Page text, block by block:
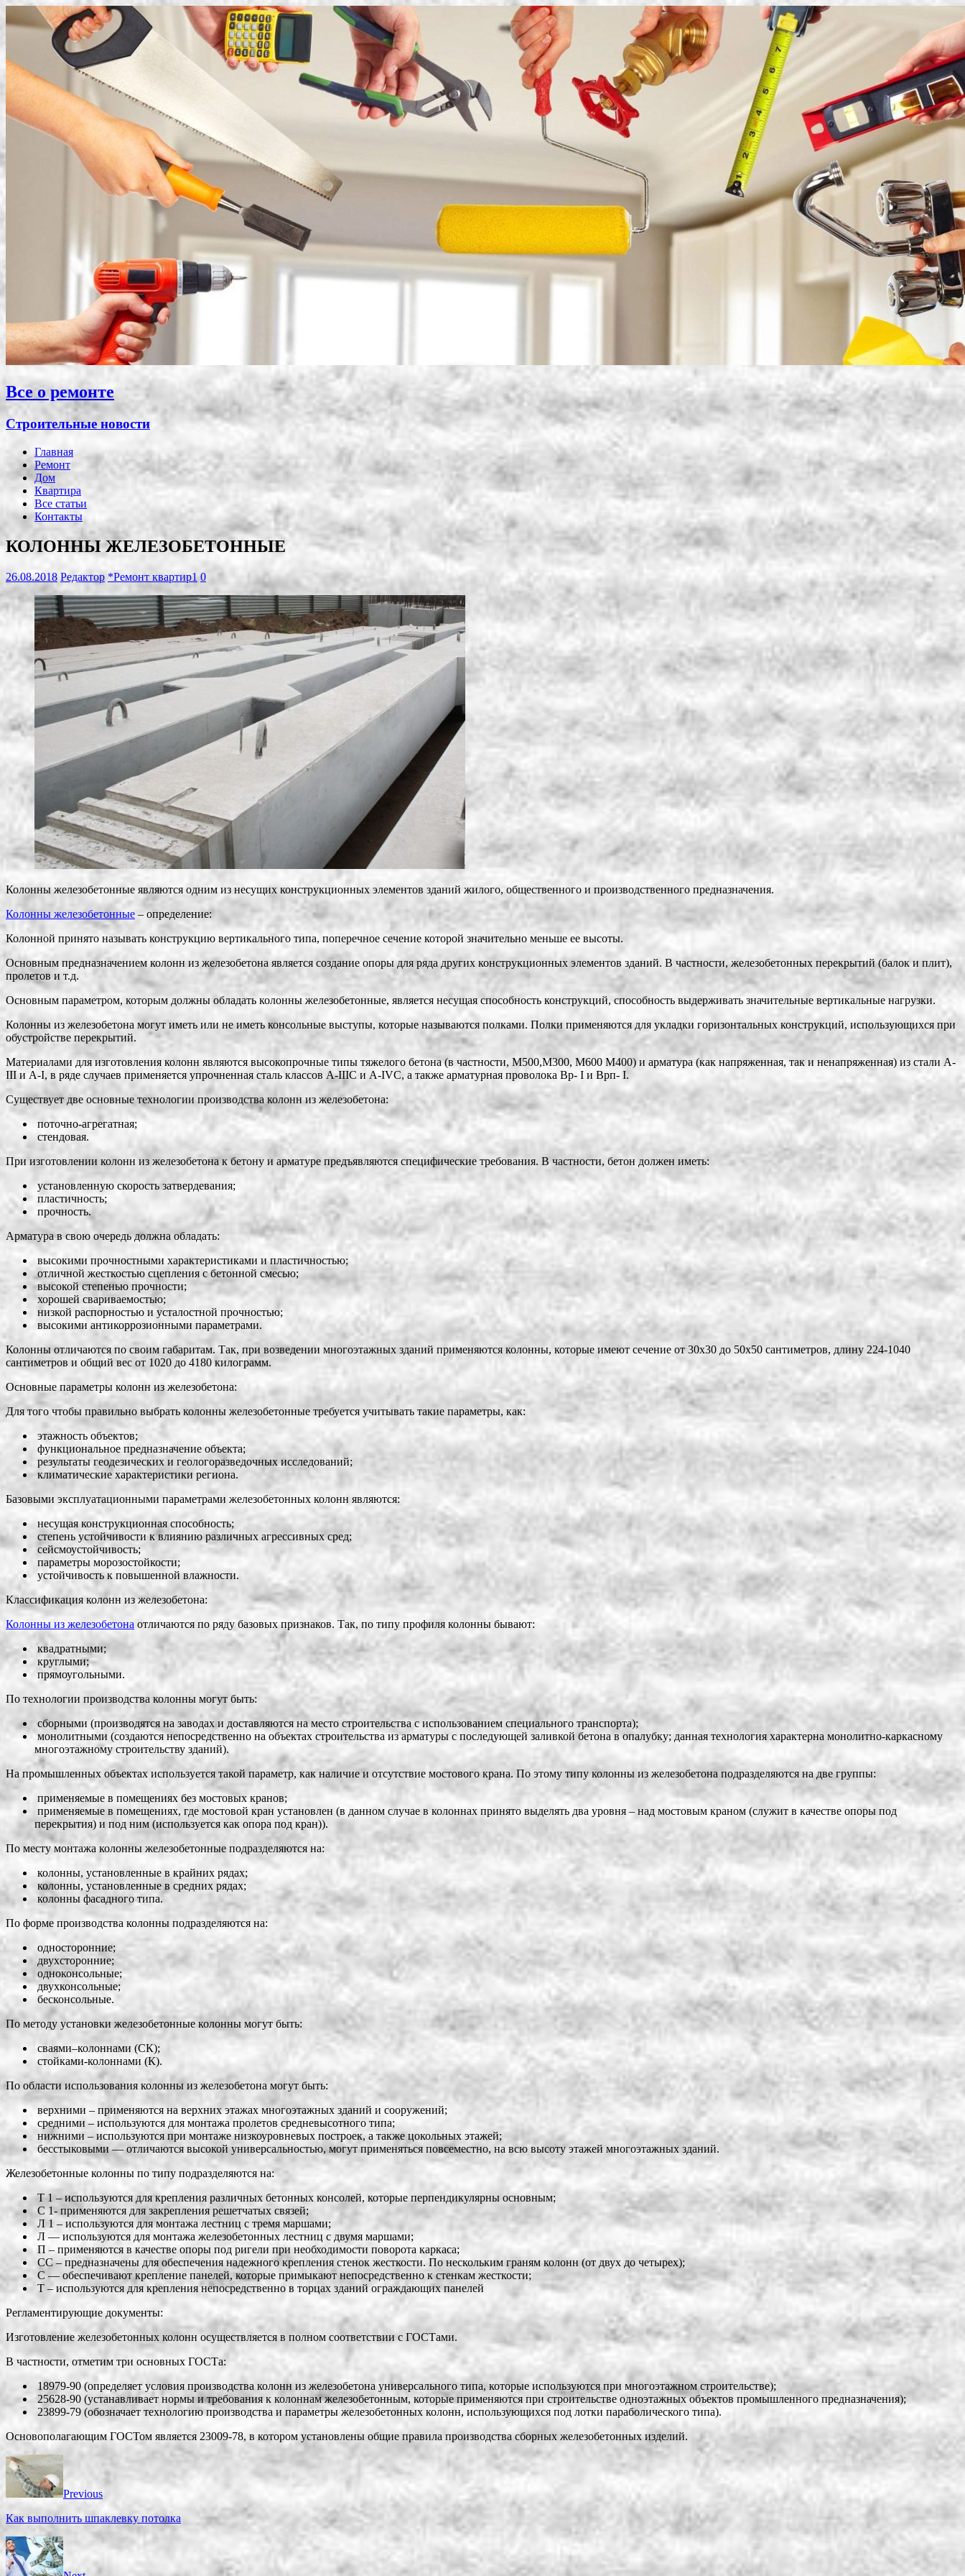
Все о ремонте
Строительные новости
Главная
Ремонт
Дом
Квартира
Все статьи
Контакты
КОЛОННЫ ЖЕЛЕЗОБЕТОННЫЕ
26.08.2018 Редактор *Ремонт квартир1 0
Колонны железобетонные являются одним из несущих конструкционных элементов зданий жилого, общественного и производственного предназначения.
Колонны железобетонные – определение:
Колонной принято называть конструкцию вертикального типа, поперечное сечение которой значительно меньше ее высоты.
Основным предназначением колонн из железобетона является создание опоры для ряда других конструкционных элементов зданий. В частности, железобетонных перекрытий (балок и плит),
пролетов и т.д.
Основным параметром, которым должны обладать колонны железобетонные, является несущая способность конструкций, способность выдерживать значительные вертикальные нагрузки.
Колонны из железобетона могут иметь или не иметь консольные выступы, которые называются полками. Полки применяются для укладки горизонтальных конструкций, использующихся при
обустройстве перекрытий.
Материалами для изготовления колонн являются высокопрочные типы тяжелого бетона (в частности, М500,М300, М600 М400) и арматура (как напряженная, так и ненапряженная) из стали А-
III и А-I, в ряде случаев применяется упрочненная сталь классов А-IIIС и А-IVC, а также арматурная проволока Вр- I и Врп- I.
Существует две основные технологии производства колонн из железобетона:
поточно-агрегатная;
стендовая.
При изготовлении колонн из железобетона к бетону и арматуре предъявляются специфические требования. В частности, бетон должен иметь:
установленную скорость затвердевания;
пластичность;
прочность.
Арматура в свою очередь должна обладать:
высокими прочностными характеристиками и пластичностью;
отличной жесткостью сцепления с бетонной смесью;
высокой степенью прочности;
хорошей свариваемостью;
низкой распорностью и усталостной прочностью;
высокими антикоррозионными параметрами.
Колонны отличаются по своим габаритам. Так, при возведении многоэтажных зданий применяются колонны, которые имеют сечение от 30х30 до 50х50 сантиметров, длину 224-1040
сантиметров и общий вес от 1020 до 4180 килограмм.
Основные параметры колонн из железобетона:
Для того чтобы правильно выбрать колонны железобетонные требуется учитывать такие параметры, как:
этажность объектов;
функциональное предназначение объекта;
результаты геодезических и геологоразведочных исследований;
климатические характеристики региона.
Базовыми эксплуатационными параметрами железобетонных колонн являются:
несущая конструкционная способность;
степень устойчивости к влиянию различных агрессивных сред;
сейсмоустойчивость;
параметры морозостойкости;
устойчивость к повышенной влажности.
Классификация колонн из железобетона:
Колонны из железобетона отличаются по ряду базовых признаков. Так, по типу профиля колонны бывают:
квадратными;
круглыми;
прямоугольными.
По технологии производства колонны могут быть:
сборными (производятся на заводах и доставляются на место строительства с использованием специального транспорта);
монолитными (создаются непосредственно на объектах строительства из арматуры с последующей заливкой бетона в опалубку; данная технология характерна монолитно-каркасному
многоэтажному строительству зданий).
На промышленных объектах используется такой параметр, как наличие и отсутствие мостового крана. По этому типу колонны из железобетона подразделяются на две группы:
применяемые в помещениях без мостовых кранов;
применяемые в помещениях, где мостовой кран установлен (в данном случае в колоннах принято выделять два уровня – над мостовым краном (служит в качестве опоры под
перекрытия) и под ним (используется как опора под кран)).
По месту монтажа колонны железобетонные подразделяются на:
колонны, установленные в крайних рядах;
колонны, установленные в средних рядах;
колонны фасадного типа.
По форме производства колонны подразделяются на:
односторонние;
двухсторонние;
одноконсольные;
двухконсольные;
бесконсольные.
По методу установки железобетонные колонны могут быть:
сваями–колоннами (СК);
стойками-колоннами (К).
По области использования колонны из железобетона могут быть:
верхними – применяются на верхних этажах многоэтажных зданий и сооружений;
средними – используются для монтажа пролетов средневысотного типа;
нижними – используются при монтаже низкоуровневых построек, а также цокольных этажей;
бесстыковыми — отличаются высокой универсальностью, могут применяться повсеместно, на всю высоту этажей многоэтажных зданий.
Железобетонные колонны по типу подразделяются на:
Т 1 – используются для крепления различных бетонных консолей, которые перпендикулярны основным;
С 1- применяются для закрепления решетчатых связей;
Л 1 – используются для монтажа лестниц с тремя маршами;
Л — используются для монтажа железобетонных лестниц с двумя маршами;
П – применяются в качестве опоры под ригели при необходимости поворота каркаса;
СС – предназначены для обеспечения надежного крепления стенок жесткости. По нескольким граням колонн (от двух до четырех);
С — обеспечивают крепление панелей, которые примыкают непосредственно к стенкам жесткости;
Т – используются для крепления непосредственно в торцах зданий ограждающих панелей
Регламентирующие документы:
Изготовление железобетонных колонн осуществляется в полном соответствии с ГОСТами.
В частности, отметим три основных ГОСТа:
18979-90 (определяет условия производства колонн из железобетона универсального типа, которые используются при многоэтажном строительстве);
25628-90 (устанавливает нормы и требования к колоннам железобетонным, которые применяются при строительстве одноэтажных объектов промышленного предназначения);
23899-79 (обозначает технологию производства и параметры железобетонных колонн, использующихся под лотки параболического типа).
Основополагающим ГОСТом является 23009-78, в котором установлены общие правила производства сборных железобетонных изделий.
Previous
Как выполнить шпаклевку потолка